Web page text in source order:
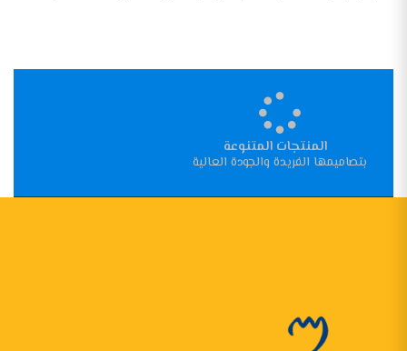
المنتجات المتنوعة
بتصاميمها الفريدة والجودة العالية